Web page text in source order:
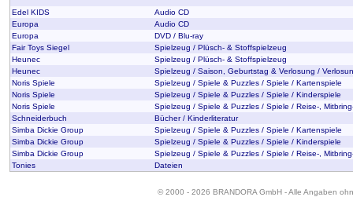
Edel KIDS
Audio CD
Europa
Audio CD
Europa
DVD / Blu-ray
Fair Toys Siegel
Spielzeug / Plüsch- & Stoffspielzeug
Heunec
Spielzeug / Plüsch- & Stoffspielzeug
Heunec
Spielzeug / Saison, Geburtstag & Verlosung /
Noris Spiele
Spielzeug / Spiele & Puzzles / Spiele / Kartenspiele
Noris Spiele
Spielzeug / Spiele & Puzzles / Spiele / Kinderspiele
Noris Spiele
Spielzeug / Spiele & Puzzles / Spiele / Reise-,
Schneiderbuch
Bücher / Kinderliteratur
Simba Dickie Group
Spielzeug / Spiele & Puzzles / Spiele / Kartenspiele
Simba Dickie Group
Spielzeug / Spiele & Puzzles / Spiele / Kinderspiele
Simba Dickie Group
Spielzeug / Spiele & Puzzles / Spiele / Reise-,
Tonies
Dateien
© 2000 - 2026 BRANDORA GmbH - Alle Angaben